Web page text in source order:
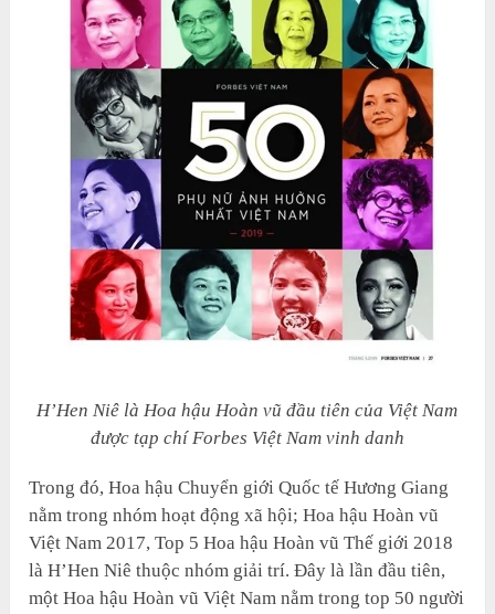
H’Hen Niê là Hoa hậu Hoàn vũ đầu tiên của Việt Nam
được tạp chí Forbes Việt Nam vinh danh
Trong đó, Hoa hậu Chuyển giới Quốc tế Hương Giang
nằm trong nhóm hoạt động xã hội; Hoa hậu Hoàn vũ
Việt Nam 2017, Top 5 Hoa hậu Hoàn vũ Thế giới 2018
là H’Hen Niê thuộc nhóm giải trí. Đây là lần đầu tiên,
một Hoa hậu Hoàn vũ Việt Nam nằm trong top 50 người